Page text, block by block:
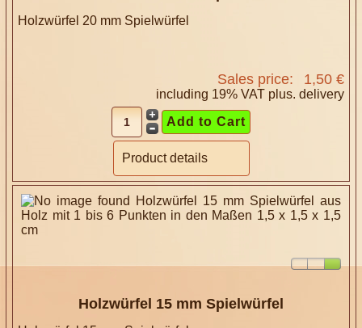
Holzwürfel 20 mm Spielwürfel
Sales price: 1,50 €
including 19% VAT plus. delivery
Product details
Holzwürfel 15 mm Spielwürfel